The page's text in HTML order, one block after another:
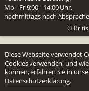
Mo - Fr 9:00 - 14:00 Uhr,
nachmittags nach Absprache
©
Diese Webseite verwendet
Cookies verwenden, und
können, erfahren Sie in
Datenschutzerklärung.